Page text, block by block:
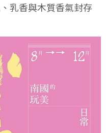
乳香與木質香氣封存